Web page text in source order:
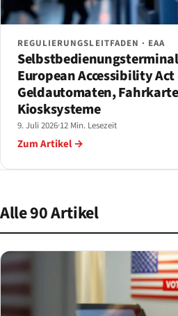
REGULIERUNGSLEITFADEN · EAA
European Accessibility
Geldautomaten,
Kiosksysteme
9. Juli 2026·12 Min. Lesezeit
Zum Artikel →
Alle 90 Artikel